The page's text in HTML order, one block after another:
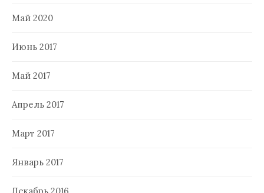
Май 2020
Июнь 2017
Май 2017
Апрель 2017
Март 2017
Январь 2017